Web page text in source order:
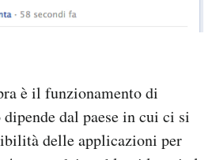
è il funzionamento di
dal paese in cui ci si
delle applicazioni per